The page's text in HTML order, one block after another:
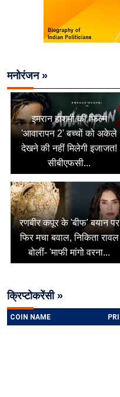
मनोरंजन »
इमरान हाशमी की फिल्म
'आवारापन 2' बच्चों को अकेले
देखने की नहीं मिलेगी इजाजत!
सीबीएफसी...
रणबीर कपूर के 'बीफ' बयान पर
फिर मचा बवाल, निकिता रावल
बोलीं- 'माफी मांगो वरना...
क्रिप्टोकरेंसी »